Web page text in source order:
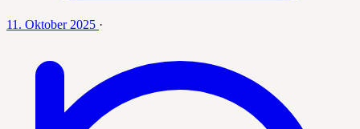
11. Oktober 2025 ·